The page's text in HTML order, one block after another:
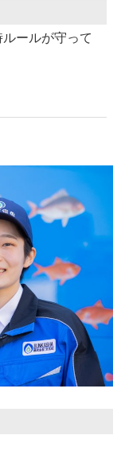
ールが守って